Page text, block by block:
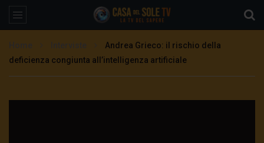
Andrea Grieco: il rischio della
deficienza congiunta all’intelligenza artificiale